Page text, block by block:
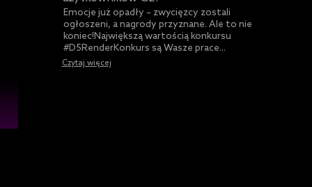
Emocje już opadły – zwycięzcy zostali
ogłoszeni, a nagrody przyznane. Ale to nie
koniec!Największą wartością konkursu
#D5RenderKonkurs są Wasze prace...
Czytaj więcej